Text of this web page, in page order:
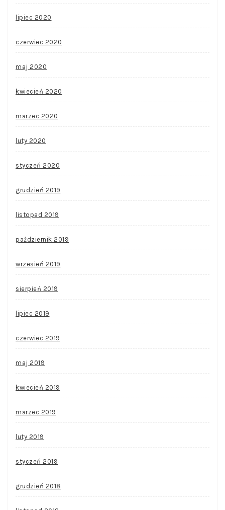
lipiec 2020
czerwiec 2020
maj 2020
kwiecień 2020
marzec 2020
luty 2020
styczeń 2020
grudzień 2019
listopad 2019
październik 2019
wrzesień 2019
sierpień 2019
lipiec 2019
czerwiec 2019
maj 2019
kwiecień 2019
marzec 2019
luty 2019
styczeń 2019
grudzień 2018